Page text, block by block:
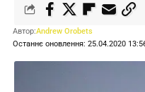
Останнє оновлення: 25.04.2020
Автор:Andrew Orobets